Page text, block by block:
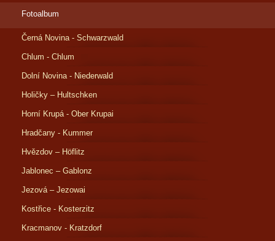
Fotoalbum
Černá Novina - Schwarzwald
Chlum - Chlum
Dolní Novina - Niederwald
Holičky – Hultschken
Horní Krupá - Ober Krupai
Hradčany - Kummer
Hvězdov – Höflitz
Jablonec – Gablonz
Jezová – Jezowai
Kostřice - Kosterzitz
Kracmanov - Kratzdorf